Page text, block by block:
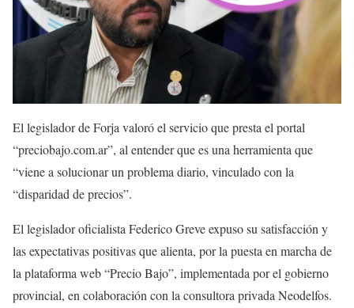
El legislador de Forja valoró el servicio que presta el portal
“preciobajo.com.ar”, al entender que es una herramienta que
“viene a solucionar un problema diario, vinculado con la
“disparidad de precios”.
El legislador oficialista Federico Greve expuso su satisfacción y
las expectativas positivas que alienta, por la puesta en marcha de
la plataforma web “Precio Bajo”, implementada por el gobierno
provincial, en colaboración con la consultora privada Neodelfos.